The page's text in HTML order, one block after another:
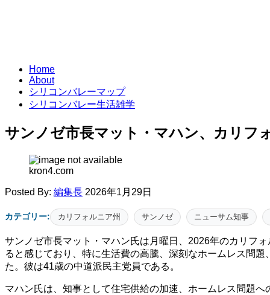
Home
About
シリコンバレーマップ
シリコンバレー生活雑学
サンノゼ市長マット・マハン、カリフ
kron4.com
Posted By: 編集長 2026年1月29日
カテゴリー: カリフォルニア州 サンノゼ ニューサム知事
サンノゼ市長マット・マハン氏は月曜日、2026年のカリフ
ると感じており、特に生活費の高騰、深刻なホームレス問
た。彼は41歳の中道派民主党員である。
マハン氏は、知事として住宅供給の加速、ホームレス問題